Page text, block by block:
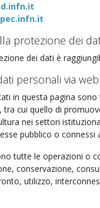
protezione dei
dei dati è
personali via web
in questa pagina
tra cui quello di
nei settori
pubblico o connessi
tutte le operazioni o
conservazione,
utilizzo,